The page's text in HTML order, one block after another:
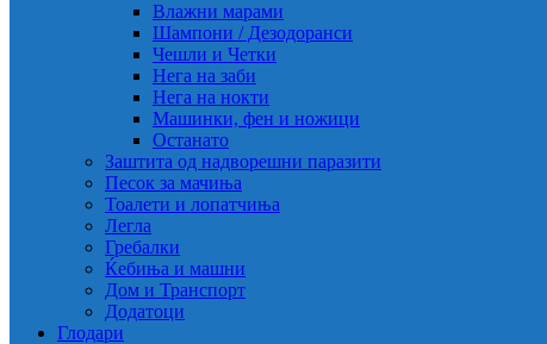
Влажни марами
Шампони / Дезодоранси
Чешли и Четки
Нега на заби
Нега на нокти
Машинки, фен и ножици
Останато
Заштита од надворешни паразити
Песок за мачиња
Тоалети и лопатчиња
Легла
Гребалки
Ќебиња и машни
Дом и Транспорт
Додатоци
Глодари